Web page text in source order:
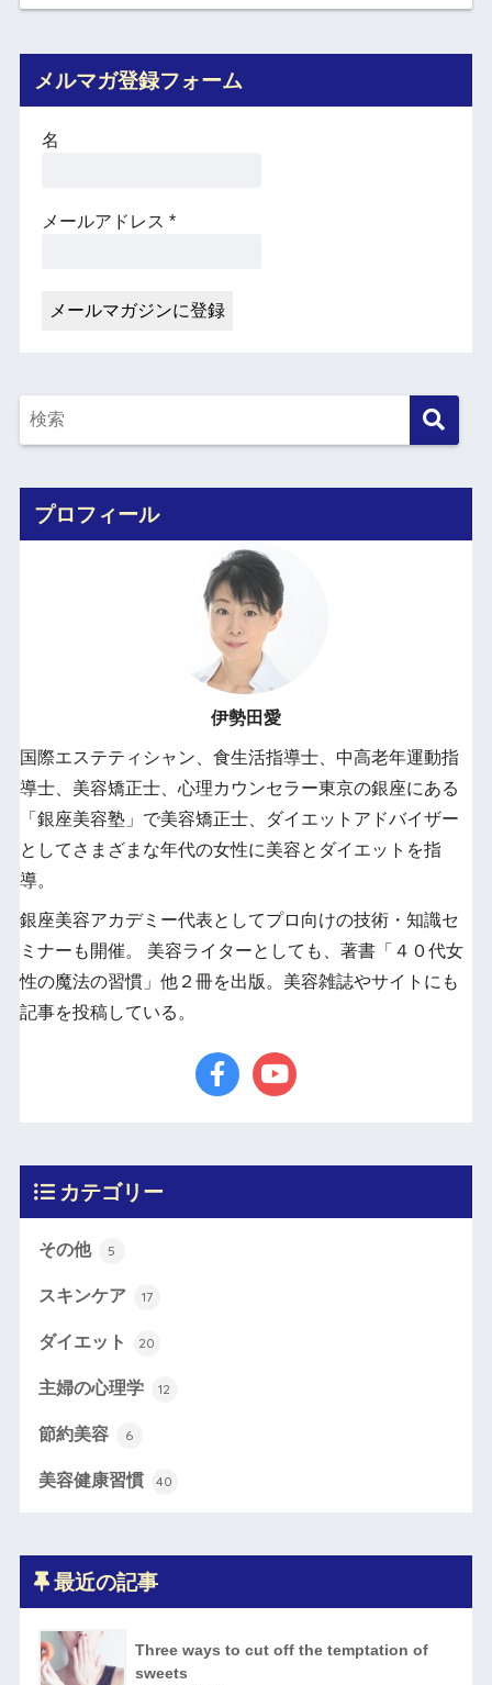
メルマガ登録フォーム
名
メールアドレス *
プロフィール
伊勢田愛
国際エステティシャン、食生活指導士、中高老年運動指
導士、美容矯正士、心理カウンセラー東京の銀座にある
「銀座美容塾」で美容矯正士、ダイエットアドバイザー
としてさまざまな年代の女性に美容とダイエットを指
導。
銀座美容アカデミー代表としてプロ向けの技術・知識セ
ミナーも開催。 美容ライターとしても、著書「４０代女
性の魔法の習慣」他２冊を出版。美容雑誌やサイトにも
記事を投稿している。
カテゴリー
その他 5
スキンケア 17
ダイエット 20
主婦の心理学 12
節約美容 6
美容健康習慣 40
最近の記事
Three ways to cut off the temptation of
sweets